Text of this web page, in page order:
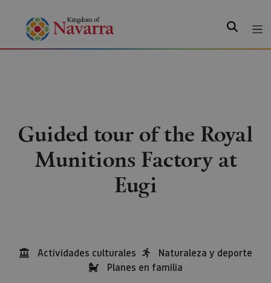
Search
Guided tour of the Royal
Munitions Factory at
Eugi
Actividades culturales
Naturaleza y deporte
Planes en familia